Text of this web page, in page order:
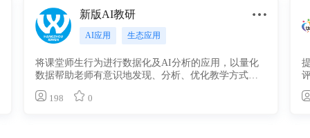
新版AI教研
AI应用 生态应用
将课堂师生行为进行数据化及AI分析的应用，以量化
数据帮助老师有意识地发现、分析、优化教学方式方
法。
198
0